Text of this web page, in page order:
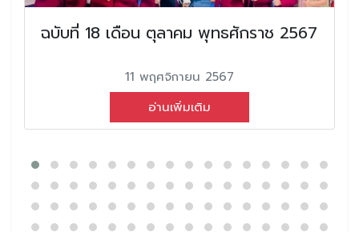
ฉบับที่ 18 เดือน ตุลาคม พุทธศักราช 2567
11 พฤศจิกายน 2567
อ่านเพิ่มเติม